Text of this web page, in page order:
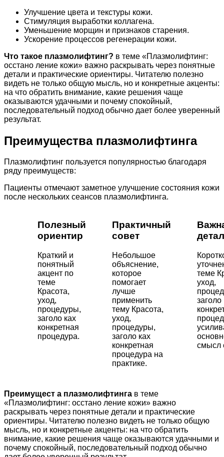
Улучшение цвета и текстуры кожи.
Стимуляция выработки коллагена.
Уменьшение морщин и признаков старения.
Ускорение процессов регенерации кожи.
Что такое плазмолифтинг? в теме «Плазмолифтинг:
осстано ление кожи» важно раскрывать через понятные
детали и практические ориентиры. Читателю полезно
видеть не только общую мысль, но и конкретные акценты:
на что обратить внимание, какие решения чаще
оказываются удачными и почему спокойный,
последовательный подход обычно дает более уверенный
результат.
Преимущества плазмолифтинга
Плазмолифтинг пользуется популярностью благодаря
ряду преимуществ:
Пациенты отмечают заметное улучшение состояния кожи
после нескольких сеансов плазмолифтинга.
Полезный
ориентир
Краткий и
понятный
акцент по
теме
Красота,
уход,
процедуры,
заголо ках
конкретная
процедура.
Практичный
совет
Небольшое
объяснение,
которое
помогает
лучше
применить
тему Красота,
уход,
процедуры,
заголо ках
конкретная
процедура на
практике.
теме
уход,
заголо
смысл
Преимущест а плазмолифтинга в теме
«Плазмолифтинг: осстано ление кожи» важно
раскрывать через понятные детали и практические
ориентиры. Читателю полезно видеть не только общую
мысль, но и конкретные акценты: на что обратить
внимание, какие решения чаще оказываются удачными и
почему спокойный, последовательный подход обычно